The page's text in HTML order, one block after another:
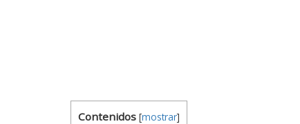
Contenidos [mostrar]